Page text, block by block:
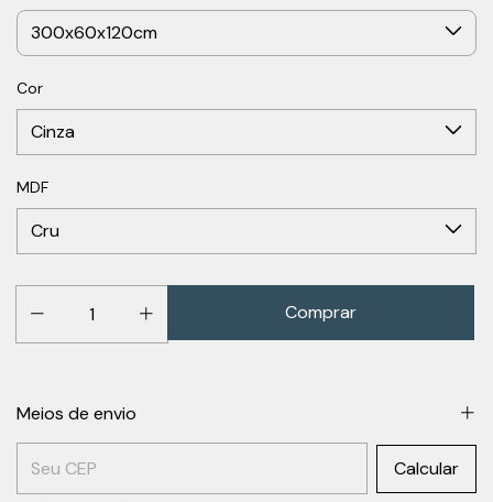
Cor
MDF
Meios de envio
Entregas para o CEP:
Calcular